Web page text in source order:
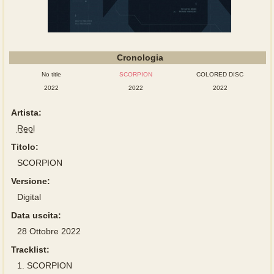
Cronologia
No title
2022
SCORPION
2022
COLORED DISC
2022
Artista:
Reol
Titolo:
SCORPION
Versione:
Digital
Data uscita:
28 Ottobre 2022
Tracklist:
1.
SCORPION